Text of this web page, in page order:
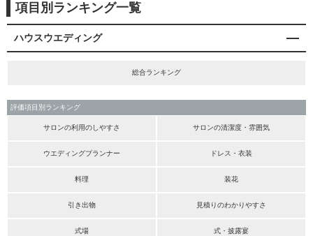
項目別ランキング一覧
ハウスウエディング
総合ランキング
評価項目別ランキング
サロンの利用のしやすさ サロンの清潔度・雰囲気
ウエディングプランナー ドレス・衣装
料理 装花
引き出物 見積りのわかりやすさ
式場 式・披露宴